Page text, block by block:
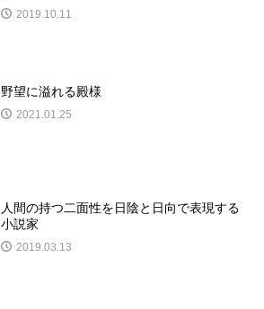
2019.10.11
野望に溢れる殿様
2021.01.25
人間の持つ二面性を日陰と日向で表現する
小説家
2019.03.13